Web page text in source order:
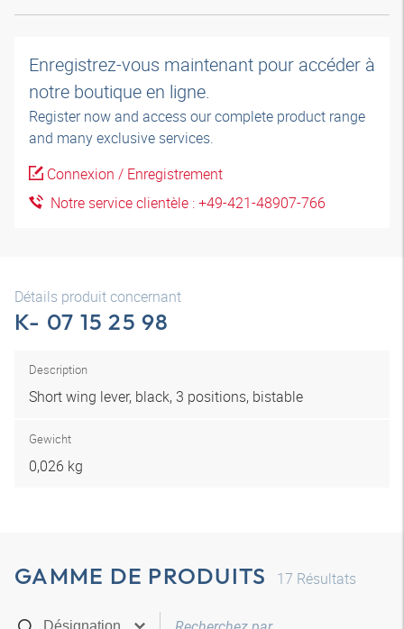
Enregistrez-vous maintenant pour accéder à
notre boutique en ligne.
Register now and access our complete product range
and many exclusive services.
Connexion / Enregistrement
Notre service clientèle : +49-421-48907-766
Détails produit concernant
K- 07 15 25 98
Description
Short wing lever, black, 3 positions, bistable
Gewicht
0,026 kg
GAMME DE PRODUITS 17 Résultats